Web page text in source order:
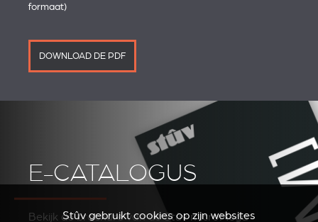
formaat)
DOWNLOAD DE PDF
E-CATALOGUS
Bekijk de brochure van de Stûv microMega
Stûv gebruikt cookies op zijn websites